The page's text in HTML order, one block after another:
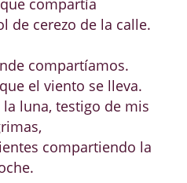
compartía
de cerezo de la calle.
compartíamos.
el viento se lleva.
luna, testigo de mis
compartiendo la